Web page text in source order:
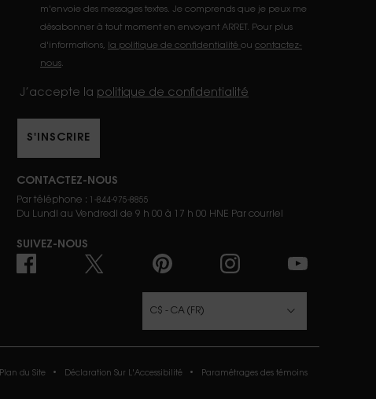
m'envoie des messages textes. Je comprends que je peux me
désabonner à tout moment en envoyant ARRET. Pour plus
d'informations, la politique de confidentialité ou contactez-
nous.
J’accepte la politique de confidentialité
S'INSCRIRE
CONTACTEZ-NOUS
Par téléphone : 1-844-975-8855
Du Lundi au Vendredi de 9 h 00 à 17 h 00 HNE Par courriel
SUIVEZ-NOUS
C$ - CA (FR)
Plan du Site Déclaration Sur L'Accessibilité Paramétrages des témoins